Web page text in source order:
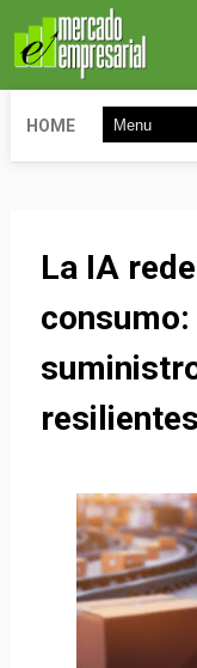
HOME
La IA
consumo: